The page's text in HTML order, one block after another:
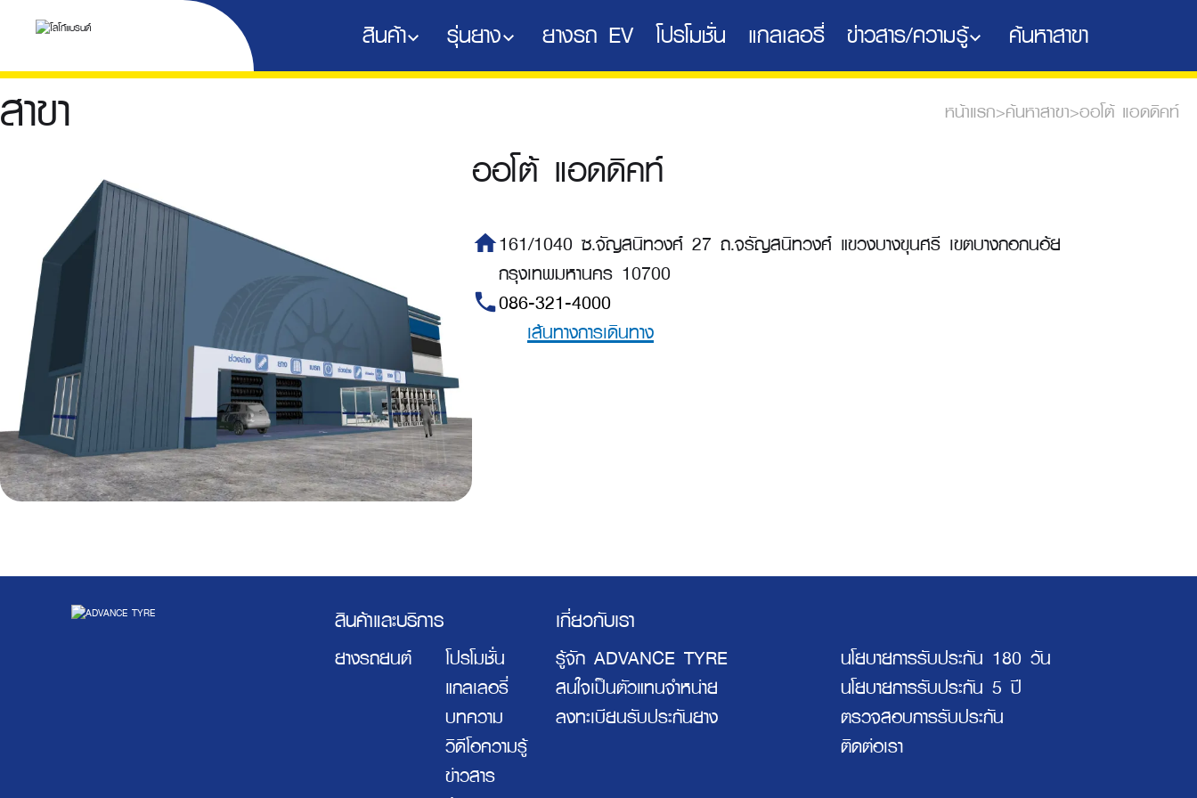
สินค้า รุ่นยาง ยางรถ EV โปรโมชั่น แกลเลอรี่ ข่าวสาร/ความรู้ ค้นหาสาขา
สาขา หน้าแรก>ค้นหาสาขา>ออโต้ แอดดิคท์
ออโต้ แอดดิคท์
home161/1040 ซ.จัญสนิทวงศ์ 27 ถ.จรัญสนิทวงศ์ แขวงบางขุนศรี เขตบางกอกนอ้ย
กรุงเทพมหานคร 10700
phone086-321-4000
เส้นทางการเดินทาง
สินค้าและบริการ
ยางรถยนต์
โปรโมชั่น
แกลเลอรี่
บทความ
วิดีโอความรู้
ข่าวสาร
เกี่ยวกับเรา
รู้จัก ADVANCE TYRE
สนใจเป็นตัวแทนจำหน่าย
ลงทะเบียนรับประกันยาง
นโยบายการรับประกัน 180 วัน
นโยบายการรับประกัน 5 ปี
ตรวจสอบการรับประกัน
ติดต่อเรา